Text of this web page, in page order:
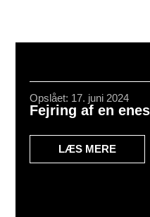
Opslået: 17. juni 2024
Fejring af en
LÆS MERE